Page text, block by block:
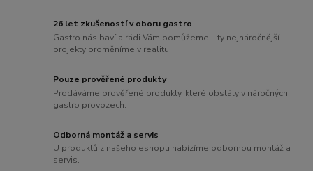
26 let zkušeností v oboru gastro
Gastro nás baví a rádi Vám pomůžeme. I ty nejnáročnější
projekty proměníme v realitu.
Pouze prověřené produkty
Prodáváme prověřené produkty, které obstály v náročných
gastro provozech.
Odborná montáž a servis
U produktů z našeho eshopu nabízíme odbornou montáž a
servis.